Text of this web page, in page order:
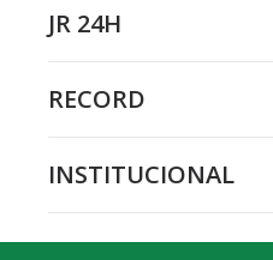
JR 24H
RECORD
INSTITUCIONAL